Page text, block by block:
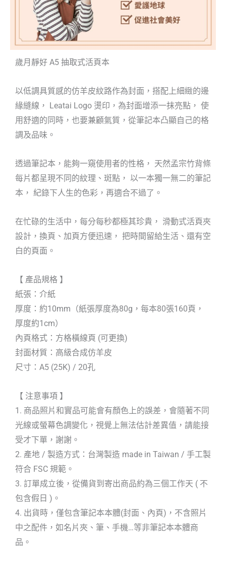
歲月靜好 A5 抽取式活頁本
以低調具質感的仿羊皮紋路作為封面，搭配上細緻的邊
緣縫線， Leatai Logo 燙印，為封面增添一抹亮點， 使
用舒適的同時，也要兼顧氣質，從筆記本凸顯自己的格
調及品味。
透過筆記本，能夠一窺使用者的性格， 天然孟宗竹背條
每片都呈現不同的紋理、斑點， 以一本獨一無二的筆記
本， 紀錄下人生的色彩，再適合不過了。
在忙碌的生活中，每分每秒都極其珍貴， 滑動式活頁夾
設計，換頁、加頁方便迅速， 把時間留給生活、還有空
白的頁面。
【 產品規格 】
紙張：介紙
厚度：約10mm（紙張厚度為80g，每本80張160頁，
厚度約1cm）
內頁格式：方格橫線頁 (可更換)
封面材質：高級合成仿羊皮
尺寸：A5 (25K) / 20孔
【 注意事項 】
1. 商品照片和實品可能會有顏色上的誤差，會隨著不同
光線或螢幕色調變化，視覺上無法估計差異值，請能接
受才下單，謝謝。
2. 產地 / 製造方式：台灣製造 made in Taiwan / 手工製
符合 FSC 規範。
3. 訂單成立後，從備貨到寄出商品約為三個工作天 ( 不
包含假日 )。
4. 出貨時，僅包含筆記本本體(封面、內頁)，不含照片
中之配件，如名片夾、筆、手機…等非筆記本本體商
品。